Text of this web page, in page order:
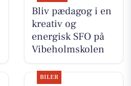
Bliv pædagog i en
kreativ og
energisk SFO på
Vibeholmskolen
BILER